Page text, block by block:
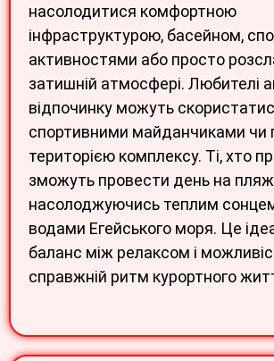
насолодитися комфортною
інфраструктурою, басейном,
активностями або просто
затишній атмосфері. Любителі
відпочинку можуть
спортивними майданчиками чи
територією комплексу. Ті, хто
зможуть провести день на
насолоджуючись теплим
водами Егейського моря. Це
баланс між релаксом і
справжній ритм курортного